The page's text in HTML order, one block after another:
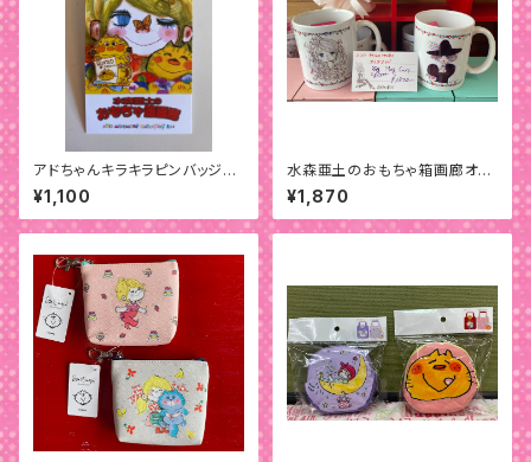
アドちゃんキラキラピンバッジ
「ウォンテッド」
¥1,100
水森亜土のおもちゃ箱画廊オリ
ジナル『 BIG MUG CUP』
¥1,870